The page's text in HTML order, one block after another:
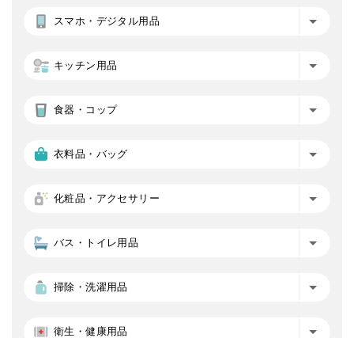
スマホ・デジタル用品
キッチン用品
食器・コップ
衣料品・バッグ
化粧品・アクセサリー
バス・トイレ用品
掃除・洗濯用品
衛生・健康用品